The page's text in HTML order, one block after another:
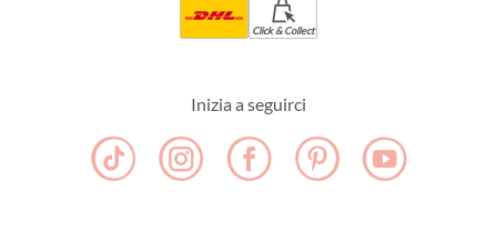
Click & Collect
Inizia a seguirci